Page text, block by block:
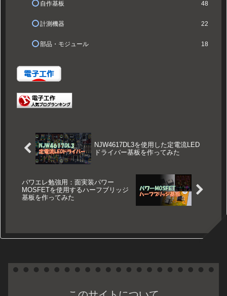
自作基板 48
計測機器 22
部品・モジュール 18
NJW4617DL3を使用した定電流LED
ドライバー基板を作ってみた
パワエレ勉強用：面実装パワー
MOSFETを使用するハーフブリッジ
基板を作ってみた